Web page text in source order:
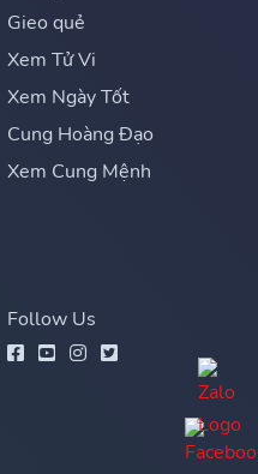
Gieo quẻ
Xem Tử Vi
Xem Ngày Tốt
Cung Hoàng Đạo
Xem Cung Mệnh
Follow Us